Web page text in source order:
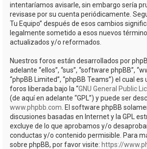
intentaríamos avisarle, sin embargo sería
revisase por su cuenta periódicamente.
Tu Equipo” después de esos cambios
legalmente sometido a esos nuevos
actualizados y/o reformados.
Nuestros foros están desarrollados por
adelante “ellos”, “sus”, “software phpBB”,
“phpBB Limited”, “phpBB Teams”) el cual es
foros liberada bajo la “GNU General Public
(de aquí en adelante “GPL”) y puede ser
www.phpbb.com . El software phpBB
discusiones basadas en Internet y la GPL
excluye de lo que aprobamos y/o
conductas y/o contenido permisible. Para
sobre phpBB, por favor visite: https://